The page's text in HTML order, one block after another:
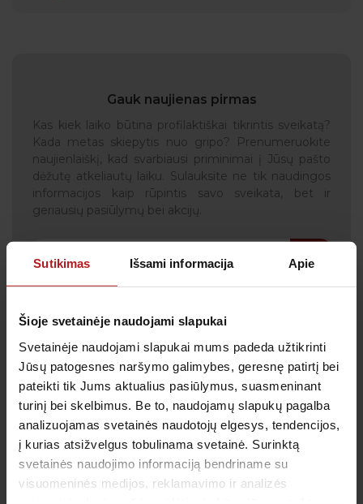
Sutikimas Išsami informacija Apie
Šioje svetainėje naudojami slapukai
Svetainėje naudojami slapukai mums padeda užtikrinti
Jūsų patogesnes naršymo galimybes, geresnę patirtį bei
pateikti tik Jums aktualius pasiūlymus, suasmeninant
turinį bei skelbimus. Be to, naudojamų slapukų pagalba
analizuojamas svetainės naudotojų elgesys, tendencijos,
į kurias atsižvelgus tobulinama svetainė. Surinktą
svetainės naudojimo informaciją bendriname su
visuomeninės medijos, reklamavimo ir analizės
Gauk naujienas pirmas
Kas kiek laiko būtina profilaktiškai tikrintis sveikatą?
Kada metas skiepytis nuo gripo? Prenumeruokite
naujienlaiškį, kad svarbiausi priminimai į Jūsų pašto
dėžutę atkeliautų laiku. Sulauksite ne tik naudingos
informacijos kaip rūpintis savo sveikata, bet ir
geriausių pasiūlymų bei akcijų.
Sutinku suprivatumo politika
Patvirtinu, kad man yra 14 metų ar daugiau
Klientų aptarnavimas
Tel.:+370 700 55 511
Tel.: (iš užsienio)00-370-37-245330
Skambučiai į klientų aptarnavimo centro numerį